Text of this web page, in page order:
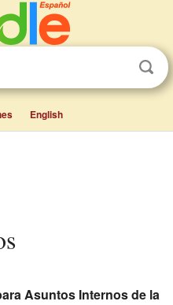
English
Asuntos Internos de la